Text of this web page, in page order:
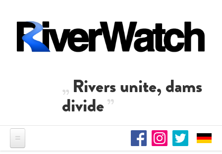
Rivers unite, dams
divide